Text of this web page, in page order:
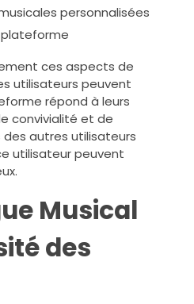
personnalisées
ces aspects de
utilisateurs peuvent
répond à leurs
convivialité et de
des autres utilisateurs
utilisateur peuvent
Musical
des